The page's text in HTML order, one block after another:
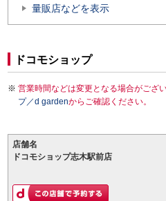
量販店などを表示
ドコモショップ
営業時間などは変更となる場合がござ
プ／d gardenからご確認ください。
店舗名
ドコモショップ志木駅前店